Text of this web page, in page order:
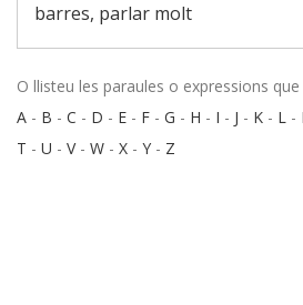
barres, parlar molt
O llisteu les paraules o expressions
A - B - C - D - E - F - G - H - I - J - K - L -
T - U - V- W - X - Y - Z